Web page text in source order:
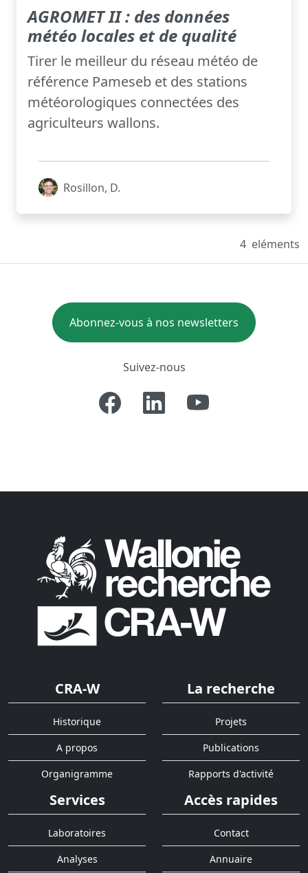
AGROMET II : des données
météo locales et de qualité
Tirer le meilleur du réseau météo de
référence Pameseb et des stations
météorologiques connectées des
agriculteurs wallons.
Rosillon, D.
4 eléments
Abonnez-vous à nos newsletters
Suivez-nous
CRA-W
Historique
A propos
Organigramme
La recherche
Projets
Publications
Rapports d'activité
Services
Laboratoires
Analyses
Accès rapides
Contact
Annuaire